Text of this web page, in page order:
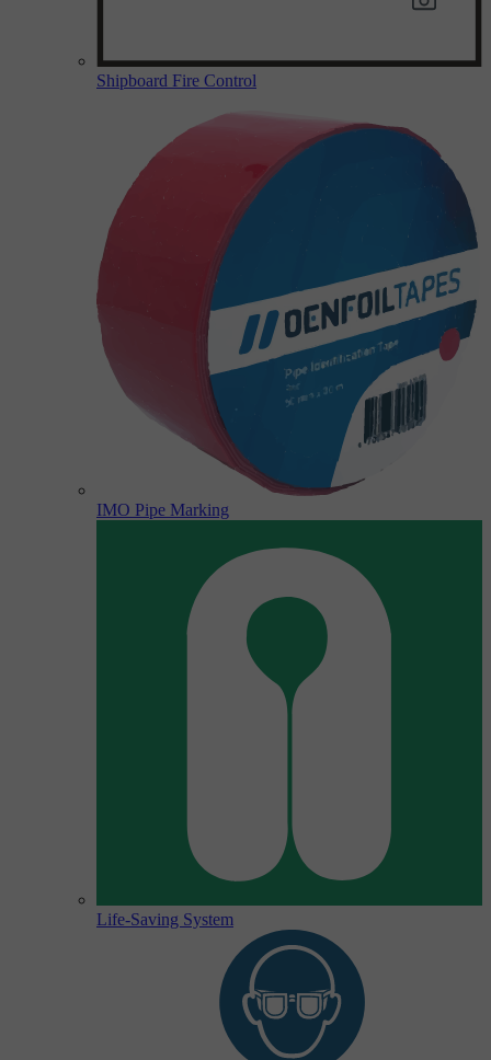
Shipboard Fire Control
IMO Pipe Marking
Life-Saving System